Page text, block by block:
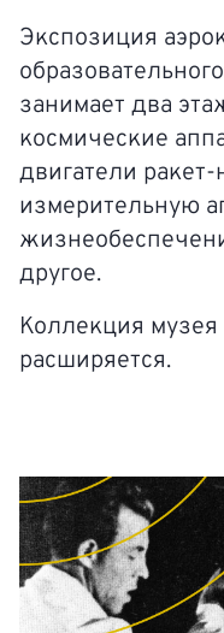
Экспозиция
занимает два
космические
двигатели
измерительную
другое.
Коллекция
расширяется.